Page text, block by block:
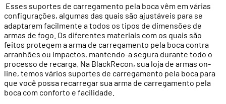
Esses suportes de carregamento pela boca vêm em várias
configurações, algumas das quais são ajustáveis para se
adaptarem facilmente a todos os tipos de dimensões de
armas de fogo. Os diferentes materiais com os quais são
feitos protegem a arma de carregamento pela boca contra
arranhões ou impactos, mantendo-a segura durante todo o
processo de recarga. Na BlackRecon, sua loja de armas on-
line, temos vários suportes de carregamento pela boca para
que você possa recarregar sua arma de carregamento pela
boca com conforto e facilidade.